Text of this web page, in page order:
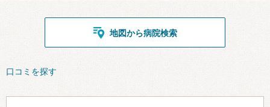
地図から病院検索
口コミを探す